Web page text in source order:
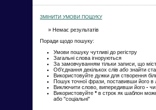
ЗМІНИТИ УМОВИ ПОШУКУ
» Немає результатів
Поради щодо пошуку:
Умови пошуку чутливі до регістру
Загальні слова ігноруються
За замовчуванням тільки записи, що
Об'єднання декількох слівабо знайти
Використовуйте дужки для створення
Пошук точної фрази, поставивши його в
Виключити слово, випередивши його-
Використовуйте*в строк як шаблон
або "соціальні"